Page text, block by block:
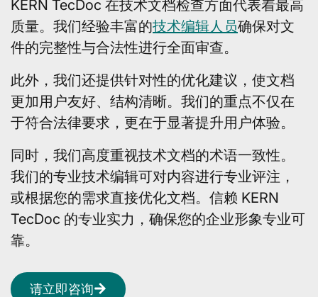
KERN TecDoc 在技术文档检查方面代表着最高
质量。我们经验丰富的技术编辑人员确保对文
件的完整性与合法性进行全面审查。
此外，我们还提供针对性的优化建议，使文档
更加用户友好、结构清晰。我们的重点不仅在
于符合法律要求，更在于显著提升用户体验。
同时，我们高度重视技术文档的术语一致性。
我们的专业技术编辑可对内容进行专业评注，
或根据您的需求直接优化文档。信赖 KERN
TecDoc 的专业实力，确保您的企业形象专业可
靠。
请立即咨询